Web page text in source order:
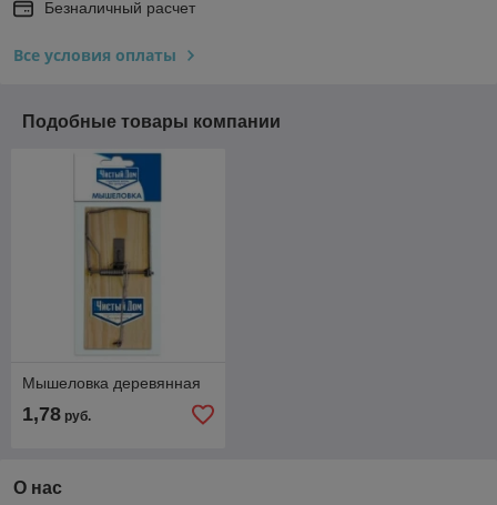
Безналичный расчет
Все условия оплаты
Подобные товары компании
Мышеловка деревянная
1,78 руб.
О нас